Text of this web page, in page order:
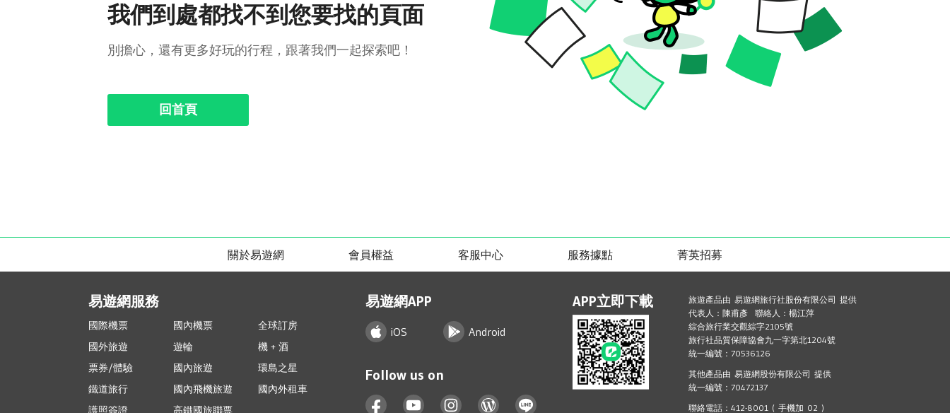
我們到處都找不到您要找的頁面
別擔心，還有更多好玩的行程，跟著我們一起探索吧！
回首頁
關於易遊網 會員權益 客服中心 服務據點 菁英招募
易遊網服務
國際機票 國內機票
全球訂房
國外旅遊
遊輪
機 + 酒
票券/體驗
國內旅遊
環島之星
鐵道旅行
國內飛機旅遊
國內外租車
護照簽證
高鐵國旅聯票
易遊網APP
iOS Android
Follow us on
APP立即下載
旅遊產品由 易遊網旅行社股份有限公司 提供
代表人：陳甫彥 聯絡人：楊江萍
綜合旅行業交觀綜字2105號
旅行社品質保障協會九一字第北1204號
統一編號：70536126
其他產品由 易遊網股份有限公司 提供
統一編號：70472137
聯絡電話：412-8001 ( 手機加 02 )